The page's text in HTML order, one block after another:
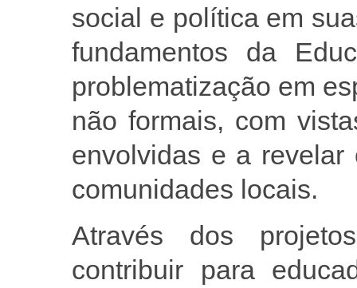
social e política em
fundamentos da
problematização em
não formais, com
envolvidas e a revelar
comunidades locais.
Através dos
contribuir para